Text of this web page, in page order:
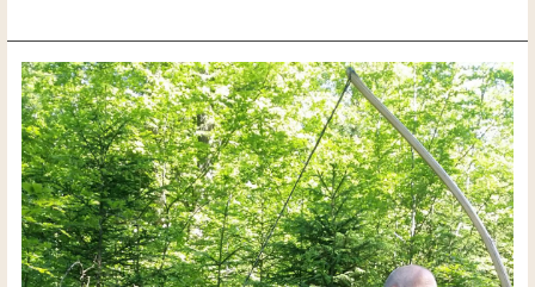
Sorpesee